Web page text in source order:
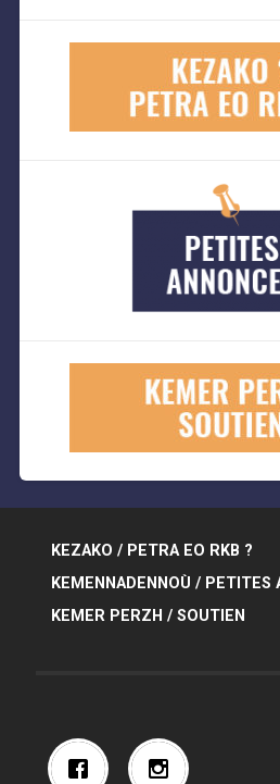
KEZAKO / PETRA EO RKB ?
KEMENNADENNOÙ / PETITES
KEMER PERZH / SOUTIEN